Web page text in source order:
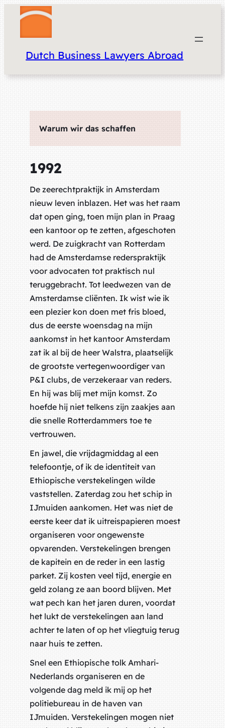
Dutch Business Lawyers Abroad
Warum wir das schaffen
1992
De zeerechtpraktijk in Amsterdam
nieuw leven inblazen. Het was het raam
dat open ging, toen mijn plan in Praag
een kantoor op te zetten, afgeschoten
werd. De zuigkracht van Rotterdam
had de Amsterdamse rederspraktijk
voor advocaten tot praktisch nul
teruggebracht. Tot leedwezen van de
Amsterdamse cliënten. Ik wist wie ik
een plezier kon doen met fris bloed,
dus de eerste woensdag na mijn
aankomst in het kantoor Amsterdam
zat ik al bij de heer Walstra, plaatselijk
de grootste vertegenwoordiger van
P&I clubs, de verzekeraar van reders.
En hij was blij met mijn komst. Zo
hoefde hij niet telkens zijn zaakjes aan
die snelle Rotterdammers toe te
vertrouwen.
En jawel, die vrijdagmiddag al een
telefoontje, of ik de identiteit van
Ethiopische verstekelingen wilde
vaststellen. Zaterdag zou het schip in
IJmuiden aankomen. Het was niet de
eerste keer dat ik uitreispapieren moest
organiseren voor ongewenste
opvarenden. Verstekelingen brengen
de kapitein en de reder in een lastig
parket. Zij kosten veel tijd, energie en
geld zolang ze aan boord blijven. Met
wat pech kan het jaren duren, voordat
het lukt de verstekelingen aan land
achter te laten of op het vliegtuig terug
naar huis te zetten.
Snel een Ethiopische tolk Amhari-
Nederlands organiseren en de
volgende dag meld ik mij op het
politiebureau in de haven van
IJmuiden. Verstekelingen mogen niet